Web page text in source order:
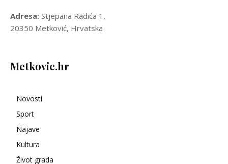
Adresa: Stjepana Radića 1,
20350 Metković, Hrvatska
Metkovic.hr
Novosti
Sport
Najave
Kultura
Život grada